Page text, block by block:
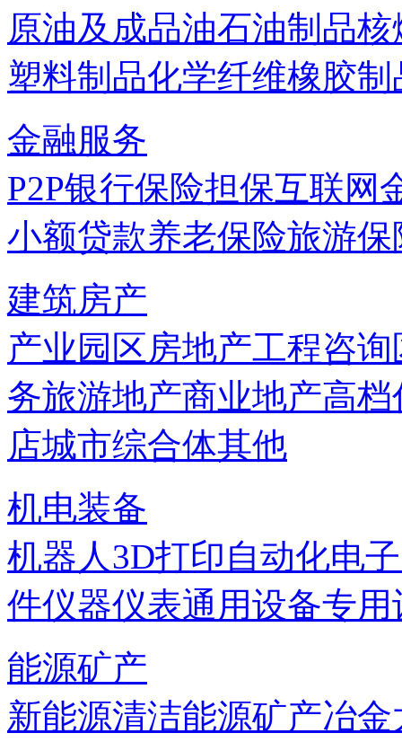
原油及成品油石油制品核
塑料制品化学纤维橡胶制
金融服务
P2P银行保险担保互联网
小额贷款养老保险旅游保
建筑房产
产业园区房地产工程咨询
务旅游地产商业地产高档
店城市综合体其他
机电装备
机器人3D打印自动化电
件仪器仪表通用设备专用
能源矿产
新能源清洁能源矿产冶金